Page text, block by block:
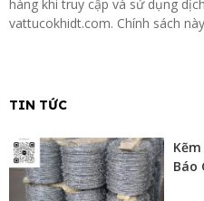
hàng khi truy cập và sử dụng
vattucokhidt.com. Chính sách
TIN TỨC
Báo